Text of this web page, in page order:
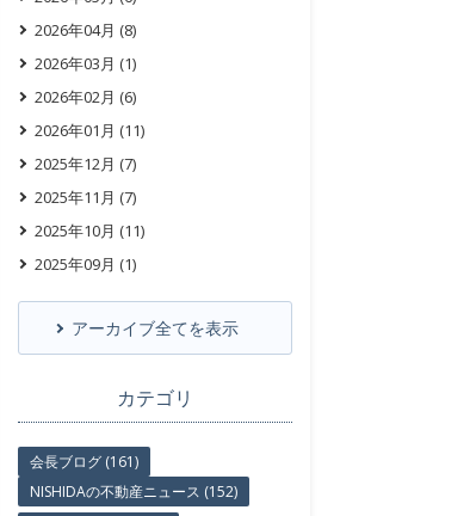
2026年04月 (8)
2026年03月 (1)
2026年02月 (6)
2026年01月 (11)
2025年12月 (7)
2025年11月 (7)
2025年10月 (11)
2025年09月 (1)
アーカイブ全てを表示
カテゴリ
会長ブログ (161)
NISHIDAの不動産ニュース (152)